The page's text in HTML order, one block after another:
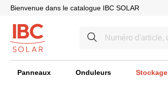
Bienvenue dans le catalogue IBC SOLAR
Panneaux Onduleurs Stockage